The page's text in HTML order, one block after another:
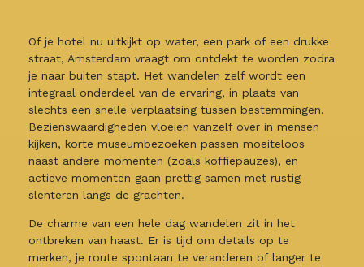
Of je hotel nu uitkijkt op water, een park of een drukke
straat, Amsterdam vraagt om ontdekt te worden zodra
je naar buiten stapt. Het wandelen zelf wordt een
integraal onderdeel van de ervaring, in plaats van
slechts een snelle verplaatsing tussen bestemmingen.
Bezienswaardigheden vloeien vanzelf over in mensen
kijken, korte museumbezoeken passen moeiteloos
naast andere momenten (zoals koffiepauzes), en
actieve momenten gaan prettig samen met rustig
slenteren langs de grachten.
De charme van een hele dag wandelen zit in het
ontbreken van haast. Er is tijd om details op te
merken, je route spontaan te veranderen of langer te